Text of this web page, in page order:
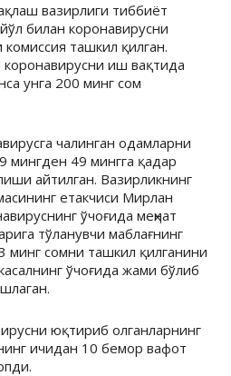
вазирлиги тиббиёт
билан коронавирусни
ташкил қилган.
иш вақтида
унга 200 минг сом
чалинган одамларни
мингден 49 мингга қадар
айтилган. Вазирликнинг
етакчиси Мирлан
ўчоғида меҳнат
тўланувчи маблағнинг
минг сомни ташкил қилганини
ўчоғида жами бўлиб
юқтириб олганларнинг
ичидан 10 бемор вафот